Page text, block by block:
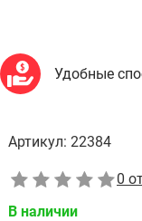
Удобные
Артикул: 22384
0
В наличии